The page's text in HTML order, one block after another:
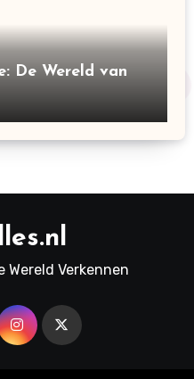
De Wereld van
Wereld Verkennen